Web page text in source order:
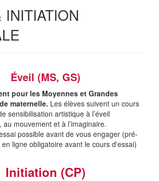
INITIATION
Éveil (MS, GS)
pour les Moyennes et Grandes
maternelle. Les élèves suivent un cours
sensibilisation artistique à l’éveil
au mouvement et à l’imaginaire.
possible avant de vous engager (pré-
ligne obligatoire avant le cours d'essai)
Initiation (CP)